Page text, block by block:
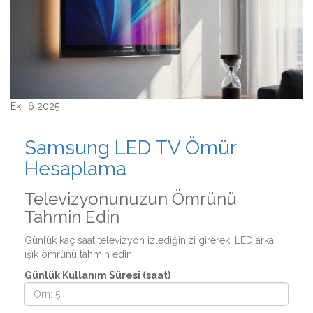
Eki, 6 2025
Samsung LED TV Ömür
Hesaplama
Televizyonunuzun Ömrünü
Tahmin Edin
Günlük kaç saat televizyon izlediğinizi girerek, LED arka
ışık ömrünü tahmin edin.
Günlük Kullanım Süresi (saat)